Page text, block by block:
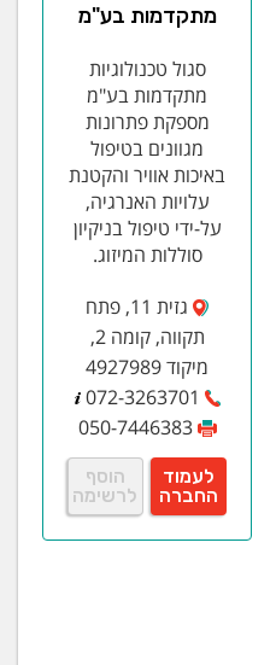
מתקדמות בע"מ
סגול טכנולוגיות
מתקדמות בע"מ
מספקת פתרונות
מגוונים בטיפול
באיכות אוויר והקטנת
עלויות האנרגיה,
על-ידי טיפול בניקיון
סוללות המיזוג.
גזית 11, פתח
תקווה, קומה 2,
מיקוד 4927989
072-3263701
050-7446383
לעמוד
החברה
הוסף
לרשימה